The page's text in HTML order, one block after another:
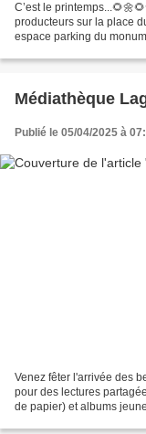
C’est le
producteurs sur la place
espace parking du
Médiathèque
Publié le 05/04/2025 à
Venez fêter l'arrivée des
pour des lectures
de papier) et albums